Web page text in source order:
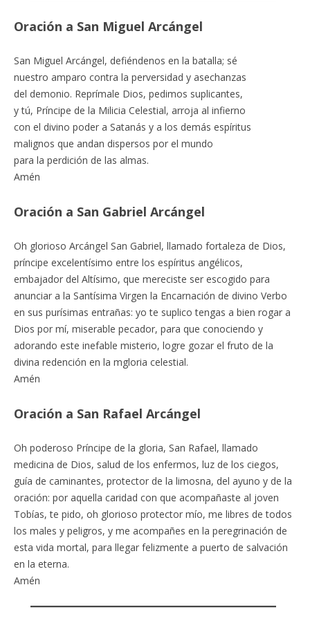
Oración a San Miguel Arcángel
San Miguel Arcángel, defiéndenos en la batalla; sé
nuestro amparo contra la perversidad y asechanzas
del demonio. Reprímale Dios, pedimos suplicantes,
y tú, Príncipe de la Milicia Celestial, arroja al infierno
con el divino poder a Satanás y a los demás espíritus
malignos que andan dispersos por el mundo
para la perdición de las almas.
Amén
Oración a San Gabriel Arcángel
Oh glorioso Arcángel San Gabriel, llamado fortaleza de Dios,
príncipe excelentísimo entre los espíritus angélicos,
embajador del Altísimo, que mereciste ser escogido para
anunciar a la Santísima Virgen la Encarnación de divino Verbo
en sus purísimas entrañas: yo te suplico tengas a bien rogar a
Dios por mí, miserable pecador, para que conociendo y
adorando este inefable misterio, logre gozar el fruto de la
divina redención en la mgloria celestial.
Amén
Oración a San Rafael Arcángel
Oh poderoso Príncipe de la gloria, San Rafael, llamado
medicina de Dios, salud de los enfermos, luz de los ciegos,
guía de caminantes, protector de la limosna, del ayuno y de la
oración: por aquella caridad con que acompañaste al joven
Tobías, te pido, oh glorioso protector mío, me libres de todos
los males y peligros, y me acompañes en la peregrinación de
esta vida mortal, para llegar felizmente a puerto de salvación
en la eterna.
Amén